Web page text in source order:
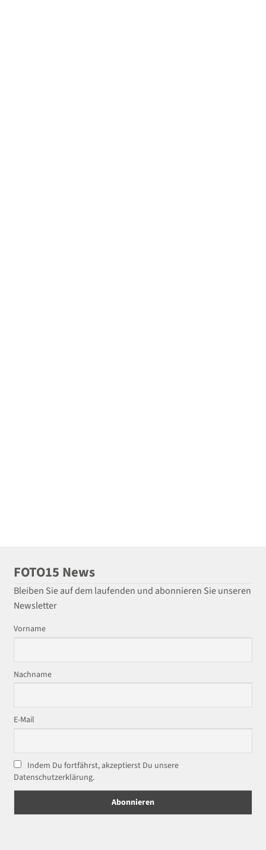
FOTO15 News
Bleiben Sie auf dem laufenden und abonnieren Sie unseren
Newsletter
Vorname
Nachname
E-Mail
Indem Du fortfährst, akzeptierst Du unsere
Datenschutzerklärung.